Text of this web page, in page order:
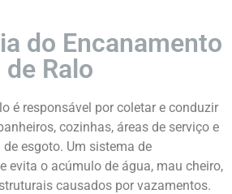
do Encanamento
de Ralo
é responsável por coletar e conduzir
cozinhas, áreas de serviço e
esgoto. Um sistema de
evita o acúmulo de água, mau cheiro,
causados por vazamentos.